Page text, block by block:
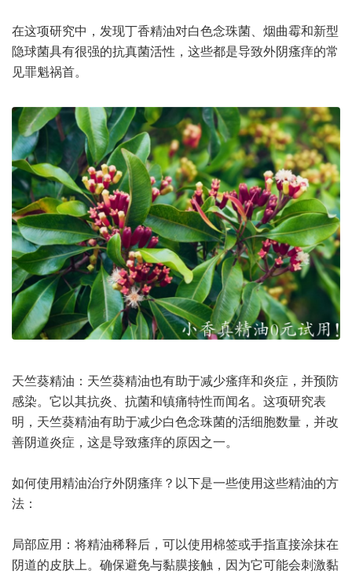
在这项研究中，发现丁香精油对白色念珠菌、烟曲霉和新型
隐球菌具有很强的抗真菌活性，这些都是导致外阴瘙痒的常
见罪魁祸首。
天竺葵精油：天竺葵精油也有助于减少瘙痒和炎症，并预防
感染。它以其抗炎、抗菌和镇痛特性而闻名。这项研究表
明，天竺葵精油有助于减少白色念珠菌的活细胞数量，并改
善阴道炎症，这是导致瘙痒的原因之一。
如何使用精油治疗外阴瘙痒？以下是一些使用这些精油的方
法：
局部应用：将精油稀释后，可以使用棉签或手指直接涂抹在
阴道的皮肤上。确保避免与黏膜接触，因为它可能会刺激黏